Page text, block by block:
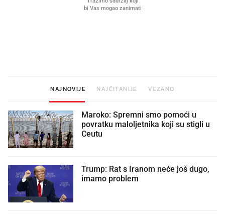
NAJNOVIJE NAJČITANIJE VEZANO
Maroko: Spremni smo pomoći u
povratku maloljetnika koji su stigli u
Ceutu
Trump: Rat s Iranom neće još dugo,
imamo problem